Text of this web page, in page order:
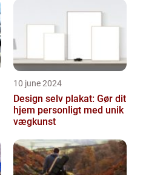
10 june 2024
Design selv plakat: Gør dit
hjem personligt med unik
vægkunst